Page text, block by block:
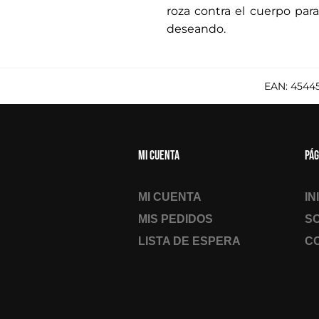
roza contra el cuerpo
deseando.
EAN:
Mi cuenta
MI CUENTA
MIS PEDIDOS
LISTA DE ESPERA